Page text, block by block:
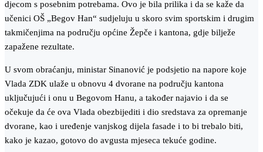
djecom s posebnim potrebama. Ovo je bila prilika i da se kaže da
učenici OŠ „Begov Han“ sudjeluju u skoro svim sportskim i drugim
takmičenjima na području općine Žepče i kantona, gdje bilježe
zapažene rezultate.
U svom obraćanju, ministar Sinanović je podsjetio na napore koje
Vlada ZDK ulaže u obnovu 4 dvorane na području kantona
uključujući i onu u Begovom Hanu, a također najavio i da se
očekuje da će ova Vlada obezbijediti i dio sredstava za opremanje
dvorane, kao i uređenje vanjskog dijela fasade i to bi trebalo biti,
kako je kazao, gotovo do avgusta mjeseca tekuće godine.